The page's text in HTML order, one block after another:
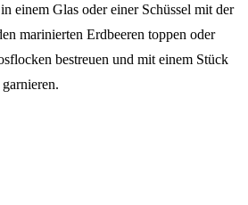
einem Glas oder einer Schüssel mit der
marinierten Erdbeeren toppen oder
bestreuen und mit einem Stück